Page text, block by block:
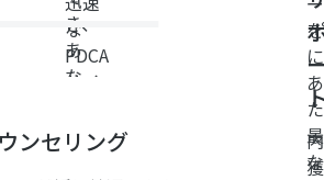
き、
あ
な
の
ペ
な
PDCA
サイ
でス
キル
ンセリング